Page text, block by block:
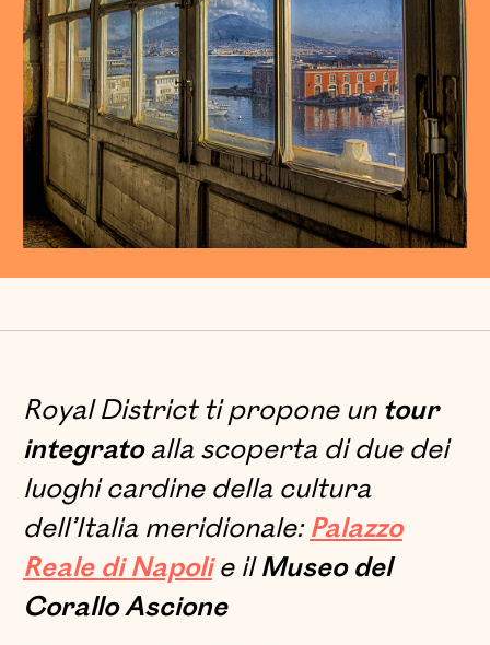
Royal District ti propone un tour
integratoalla scoperta di due dei
luoghi cardine della cultura
dell’Italia meridionale: Palazzo
Reale di Napolie ilMuseo del
Corallo Ascione